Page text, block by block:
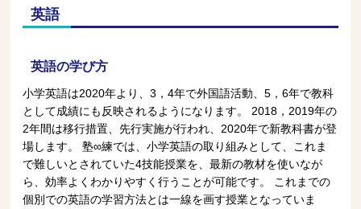
英語
英語の学び方
小学英語は2020年より、3，4年で外国語活動、5，6年で教科
として成績にも反映されるようになります。 2018，2019年の
2年間は移行措置、先行実施が行われ、2020年で新教科書が登
場します。 塾∞練では、小学英語の取り組みとして、これま
で難しいとされていた4技能授業を、最新の教材を使いなが
ら、効率よくわかりやすく行うことが可能です。 これまでの
個別での英語の学習方法とは一線を画す授業となっていま